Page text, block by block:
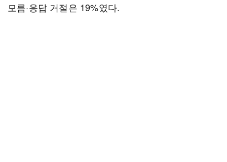
모름·응답 거절은 19%였다.